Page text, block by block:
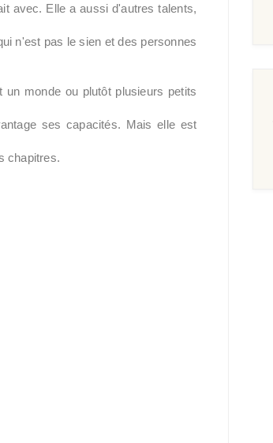
avec. Elle a aussi d'autres talents,
n'est pas le sien et des personnes
monde ou plutôt plusieurs petits
ses capacités. Mais elle est
chapitres.